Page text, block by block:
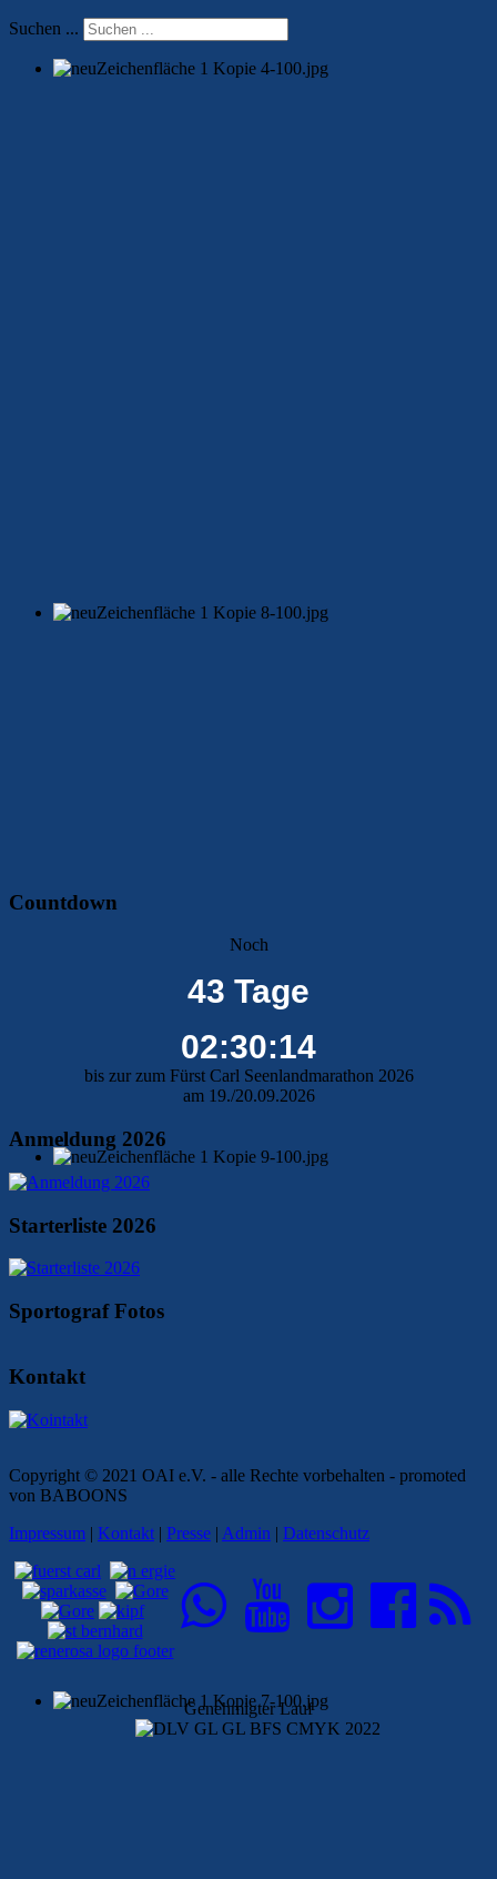
Suchen ...
Countdown
Noch
43 Tage
02:30:13
bis zur zum Fürst Carl Seenlandmarathon 2026
am 19./20.09.2026
Anmeldung 2026
Starterliste 2026
Sportograf Fotos
Kontakt
Copyright © 2021 OAI e.V. - alle Rechte vorbehalten - promoted
von BABOONS
Impressum | Kontakt | Presse | Admin | Datenschutz
Genehmigter Lauf